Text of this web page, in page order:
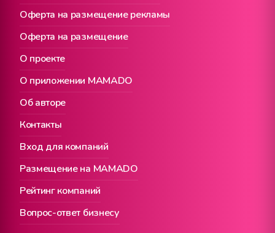
О проекте
Вход для компаний
О приложении MAMADO
Размещение на MAMADO
Оферта на размещение рекламы
Об авторе
Рейтинг компаний
Оферта на размещение
Контакты
Вопрос-ответ бизнесу